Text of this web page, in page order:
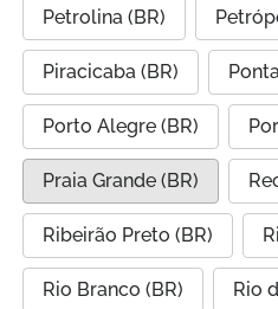
Petrolina (BR)
Piracicaba (BR)
Porto Alegre (BR)
Praia Grande (BR)
Ribeirão Preto (BR)
Rio Branco (BR) Rio